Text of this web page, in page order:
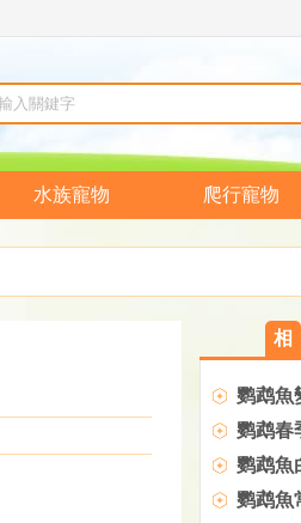
水族寵物 爬行寵物
相
鹦鹉魚
鹦鹉魚